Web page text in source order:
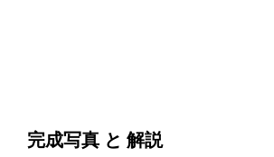
完成写真 と 解説